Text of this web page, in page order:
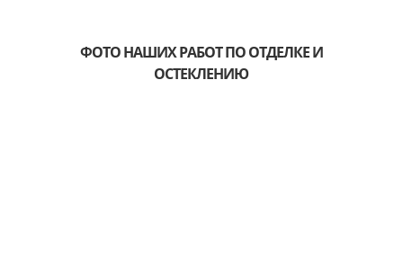
ФОТО НАШИХ РАБОТ ПО ОТДЕЛКЕ И
ОСТЕКЛЕНИЮ